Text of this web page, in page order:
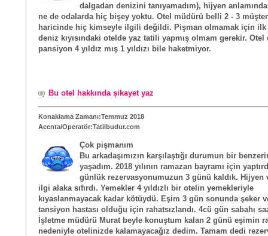
dalgadan denizini tanıyamadım), hijyen
ne de odalarda hiç bişey yoktu. Otel müdürü belli 2 - 3
haricinde hiç kimseyle ilgili değildi. Pişman olmamak için ilk
deniz kıyısındaki otelde yaz tatili yapmış olmam gerekir. Otel
pansiyon 4 yıldız mış 1 yıldızı bile haketmiyor.
Bu otel hakkında şikayet yaz
Konaklama Zamanı:Temmuz 2018
Acenta/Operatör:Tatilbudur.com
Çok pişmanım
Bu arkadaşımızın karşılaştığı durumun bir
yaşadım. 2018 yılının ramazan bayramı için
günlük rezervasyonumuzun 3 günü kaldık.
ilgi alaka sıfırdı. Yemekler 4 yıldızlı bir otelin yemekleriyle
kıyaslanmayacak kadar kötüydü. Eşim 3 gün sonunda şeker
tansiyon hastası olduğu için rahatsızlandı. 4cü gün sabahı
İşletme müdürü Murat beyle konuştum kalan 2 günü eşimin
nedeniyle otelinizde kalamayacağız dedim. Tamam dedi